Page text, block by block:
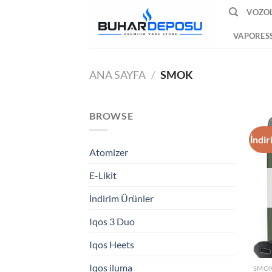
ANA SAYFA / SMOK
BROWSE
Atomizer
E-Likit
İndirim Ürünler
Iqos 3 Duo
Iqos Heets
Iqos iluma